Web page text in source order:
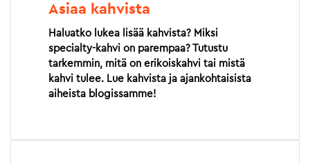
Asiaa kahvista
Haluatko lukea lisää kahvista? Miksi
specialty-kahvi on parempaa? Tutustu
tarkemmin, mitä on erikoiskahvi tai mistä
kahvi tulee. Lue kahvista ja ajankohtaisista
aiheista blogissamme!